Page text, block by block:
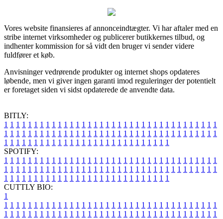
Vores website finansieres af annonceindtægter. Vi har aftaler med en
stribe internet virksomheder og publicerer butikkernes tilbud, og
indhenter kommission for så vidt den bruger vi sender videre
fuldfører et køb.
Anvisninger vedrørende produkter og internet shops opdateres
løbende, men vi giver ingen garanti imod reguleringer der potentielt
er foretaget siden vi sidst opdaterede de anvendte data.
BITLY:
1 1 1 1 1 1 1 1 1 1 1 1 1 1 1 1 1 1 1 1 1 1 1 1 1 1 1 1 1 1 1 1 1 1 1 1
1 1 1 1 1 1 1 1 1 1 1 1 1 1 1 1 1 1 1 1 1 1 1 1 1 1 1 1 1 1 1 1 1 1 1 1
1 1 1 1 1 1 1 1 1 1 1 1 1 1 1 1 1 1 1 1 1 1 1 1 1 1 1 1
SPOTIFY:
1 1 1 1 1 1 1 1 1 1 1 1 1 1 1 1 1 1 1 1 1 1 1 1 1 1 1 1 1 1 1 1 1 1 1 1
1 1 1 1 1 1 1 1 1 1 1 1 1 1 1 1 1 1 1 1 1 1 1 1 1 1 1 1 1 1 1 1 1 1 1 1
1 1 1 1 1 1 1 1 1 1 1 1 1 1 1 1 1 1 1 1 1 1 1 1 1 1 1 1
CUTTLY BIO:
1
1 1 1 1 1 1 1 1 1 1 1 1 1 1 1 1 1 1 1 1 1 1 1 1 1 1 1 1 1 1 1 1 1 1 1 1
1 1 1 1 1 1 1 1 1 1 1 1 1 1 1 1 1 1 1 1 1 1 1 1 1 1 1 1 1 1 1 1 1 1 1 1